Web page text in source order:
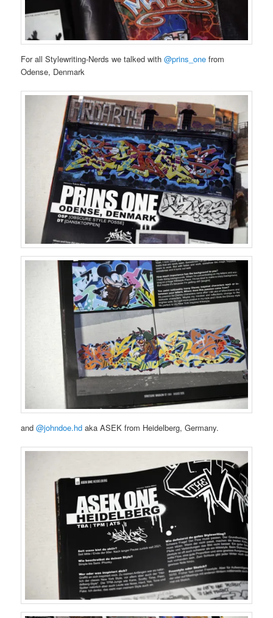
For all Stylewriting-Nerds we talked with@prins_one from
Odense, Denmark
and@johndoe.hd aka ASEK from Heidelberg, Germany.